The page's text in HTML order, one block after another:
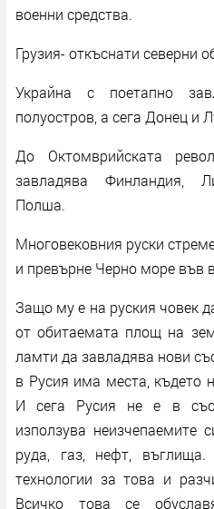
военни средства.
Грузия- откъснати северни
Украйна с поетапно
полуостров, а сега Донец и
До Октомврийската
завладява Финландия,
Полша.
Многовековния руски
и превърне Черно море във
Защо му е на руския човек
от обитаемата площ на
ламти да завладява нови
в Русия има места, където
И сега Русия не е в
използува неизчепаемите
руда, газ, нефт,
технологии за това и
Всичко това се